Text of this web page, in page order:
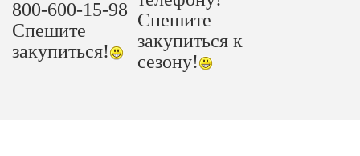
800-600-15-98
Спешите
закупиться!
Спешите
закупиться к
сезону!